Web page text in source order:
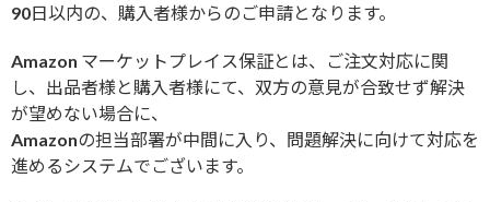
90日以内の、購入者様からのご申請となります。
Amazon マーケットプレイス保証とは、ご注文対応に関
し、出品者様と購入者様にて、双方の意見が合致せず解決
が望めない場合に、
Amazonの担当部署が中間に入り、問題解決に向けて対応を
進めるシステムでございます。